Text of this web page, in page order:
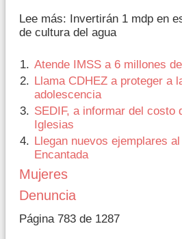
Lee más: Invertirán 1 mdp en
de cultura del agua
Atende IMSS a 6 millones
Llama CDHEZ a proteger a
adolescencia
SEDIF, a informar del costo
Iglesias
Llegan nuevos ejemplares
Encantada
Mujeres
Denuncia
Página 783 de 1287